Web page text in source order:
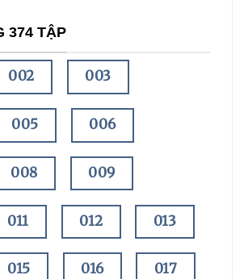
374 TẬP
002 003
005 006
008 009
011 012 013
015 016 017